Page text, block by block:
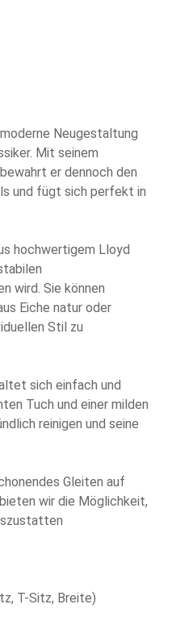
Neugestaltung
Mit seinem
er dennoch den
und fügt sich perfekt in
hochwertigem Lloyd
wird. Sie können
Eiche natur oder
Stil zu
sich einfach und
Tuch und einer milden
reinigen und seine
Gleiten auf
wir die Möglichkeit,
T-Sitz, Breite)